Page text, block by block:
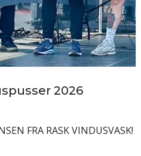
2026
FRA RASK VINDUSVASK!